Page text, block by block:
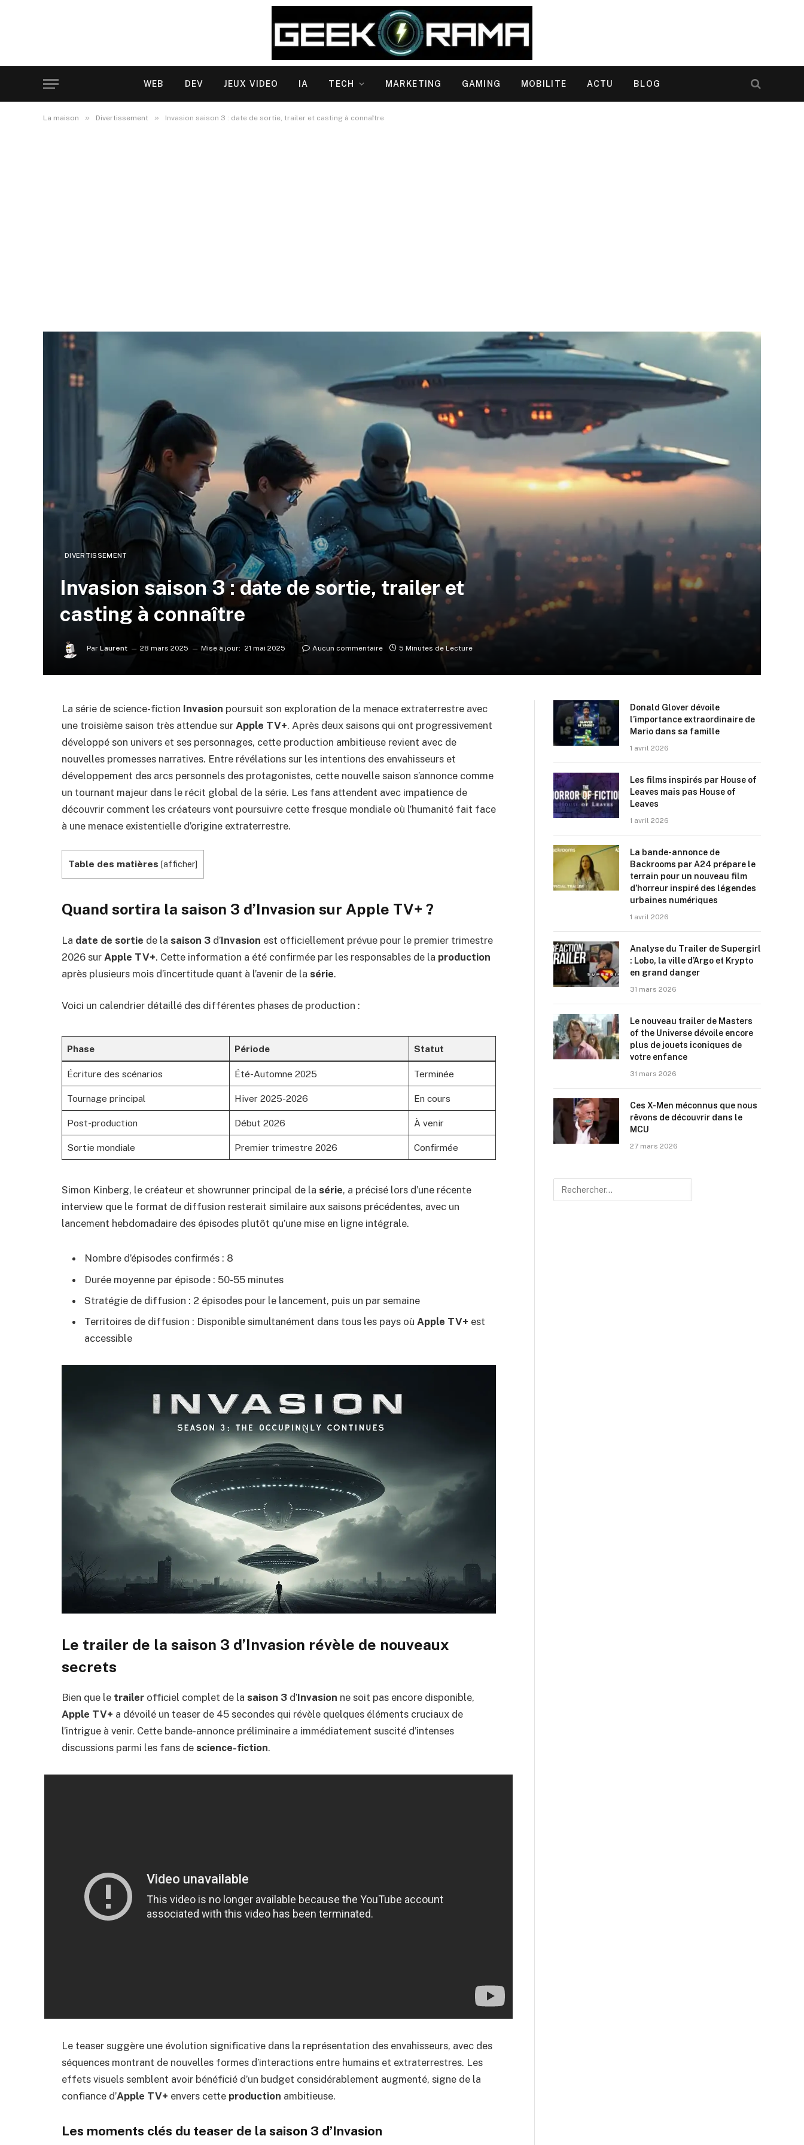
WEB DEV JEUX VIDEO IA TECH MARKETING GAMING MOBILITE ACTU BLOG
La maison » Divertissement » Invasion saison 3 : date de sortie, trailer et casting à connaître
DIVERTISSEMENT
Invasion saison 3 : date de sortie, trailer et
casting à connaître
Par Laurent 28 mars 2025 Mise à jour: 21 mai 2025 Aucun commentaire 5 Minutes de Lecture
La série de science-fiction Invasion poursuit son exploration de la menace extraterrestre avec
une troisième saison très attendue sur Apple TV+. Après deux saisons qui ont progressivement
développé son univers et ses personnages, cette production ambitieuse revient avec de
nouvelles promesses narratives. Entre révélations sur les intentions des envahisseurs et
développement des arcs personnels des protagonistes, cette nouvelle saison s’annonce comme
un tournant majeur dans le récit global de la série. Les fans attendent avec impatience de
découvrir comment les créateurs vont poursuivre cette fresque mondiale où l’humanité fait face
à une menace existentielle d’origine extraterrestre.
Table des matières [afficher]
Quand sortira la saison 3 d’Invasion sur Apple TV+ ?
La date de sortie de la saison 3 d’Invasion est officiellement prévue pour le premier trimestre
2026 sur Apple TV+. Cette information a été confirmée par les responsables de la production
après plusieurs mois d’incertitude quant à l’avenir de la série.
Voici un calendrier détaillé des différentes phases de production :
Phase Période Statut
Écriture des scénarios Été-Automne 2025 Terminée
Tournage principal Hiver 2025-2026 En cours
Post-production Début 2026 À venir
Sortie mondiale Premier trimestre 2026 Confirmée
Simon Kinberg, le créateur et showrunner principal de la série, a précisé lors d’une récente
interview que le format de diffusion resterait similaire aux saisons précédentes, avec un
lancement hebdomadaire des épisodes plutôt qu’une mise en ligne intégrale.
Nombre d’épisodes confirmés : 8
Durée moyenne par épisode : 50-55 minutes
Stratégie de diffusion : 2 épisodes pour le lancement, puis un par semaine
Territoires de diffusion : Disponible simultanément dans tous les pays où Apple TV+ est
accessible
Le trailer de la saison 3 d’Invasion révèle de nouveaux
secrets
Bien que le trailer officiel complet de la saison 3 d’Invasion ne soit pas encore disponible,
Apple TV+ a dévoilé un teaser de 45 secondes qui révèle quelques éléments cruciaux de
l’intrigue à venir. Cette bande-annonce préliminaire a immédiatement suscité d’intenses
discussions parmi les fans de science-fiction.
Le teaser suggère une évolution significative dans la représentation des envahisseurs, avec des
séquences montrant de nouvelles formes d’interactions entre humains et extraterrestres. Les
effets visuels semblent avoir bénéficié d’un budget considérablement augmenté, signe de la
confiance d’Apple TV+ envers cette production ambitieuse.
Les moments clés du teaser de la saison 3 d’Invasion
Donald Glover dévoile
l’importance extraordinaire de
Mario dans sa famille
1 avril 2026
Les films inspirés par House of
Leaves mais pas House of
Leaves
1 avril 2026
La bande-annonce de
Backrooms par A24 prépare le
terrain pour un nouveau film
d’horreur inspiré des légendes
urbaines numériques
1 avril 2026
Analyse du Trailer de Supergirl
: Lobo, la ville d’Argo et Krypto
en grand danger
31 mars 2026
Le nouveau trailer de Masters
of the Universe dévoile encore
plus de jouets iconiques de
votre enfance
31 mars 2026
Ces X-Men méconnus que nous
rêvons de découvrir dans le
MCU
27 mars 2026